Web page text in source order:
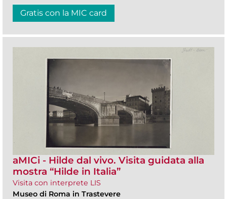
Gratis con la MIC card
aMICi - Hilde dal vivo. Visita guidata alla
mostra “Hilde in Italia”
Visita con interprete LIS
Museo di Roma in Trastevere